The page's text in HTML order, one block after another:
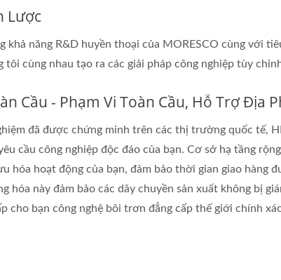
Lược
khả năng R&D huyền thoại của MORESCO cùng với
tôi cùng nhau tạo ra các giải pháp công nghiệp tùy
Cầu - Phạm Vi Toàn Cầu, Hỗ Trợ Địa
đã được chứng minh trên các thị trường quốc tế,
cầu công nghiệp độc đáo của bạn. Cơ sở hạ tầng
hóa hoạt động của bạn, đảm bảo thời gian giao
hóa này đảm bảo các dây chuyền sản xuất không bị
cho bạn công nghệ bôi trơn đẳng cấp thế giới chính